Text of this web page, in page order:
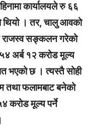
कार्यालयले रु ६६
। तर, चालु आवको
राजस्व सङ्कलन गरेको
अर्ब १२ करोड मूल्य
भएको छ । त्यस्तै सोही
तथा फलामबाट बनेको
करोड मूल्य पर्ने